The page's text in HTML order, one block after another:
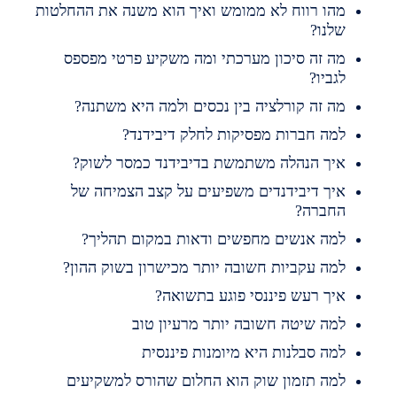
רווח לא ממומש ואיך הוא משנה את ההחלטות
זה סיכון מערכתי ומה משקיע פרטי מפספס
זה קורלציה בין נכסים ולמה היא משתנה?
חברות מפסיקות לחלק דיבידנד?
הנהלה משתמשת בדיבידנד כמסר לשוק?
דיבידנדים משפיעים על קצב הצמיחה של
אנשים מחפשים ודאות במקום תהליך?
עקביות חשובה יותר מכישרון בשוק ההון?
רעש פיננסי פוגע בתשואה?
שיטה חשובה יותר מרעיון טוב
סבלנות היא מיומנות פיננסית
תזמון שוק הוא החלום שהורס למשקיעים